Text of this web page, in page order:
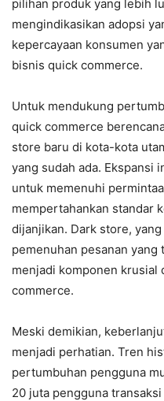
pilihan produk yang lebih
mengindikasikan adopsi
kepercayaan konsumen
bisnis quick commerce.
Untuk mendukung
quick commerce
store baru di kota-kota
yang sudah ada. Ekspansi
untuk memenuhi
mempertahankan standar
dijanjikan. Dark store,
pemenuhan pesanan
menjadi komponen krusial
commerce.
Meski demikian,
menjadi perhatian. Tren
pertumbuhan pengguna
20 juta pengguna